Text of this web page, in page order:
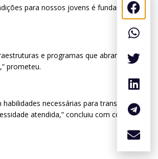
para nossos jovens é fundamental
e programas que abram
prometeu.
necessárias para transformar
atendida,” concluiu com confiança e